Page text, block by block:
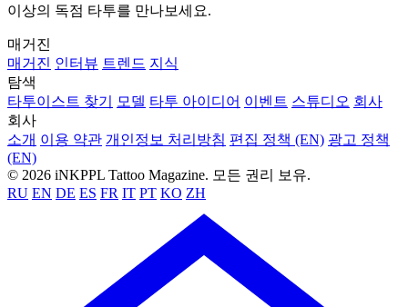
이상의 독점 타투를 만나보세요.
매거진
매거진 인터뷰 트렌드 지식
탐색
타투이스트 찾기
모델 타투 아이디어 이벤트 스튜디오 회사
회사
소개 이용 약관 개인정보 처리방침 편집 정책 (EN) 광고 정책
(EN)
© 2026 iNKPPL Tattoo Magazine. 모든 권리 보유.
RU EN DE ES FR IT PT KO ZH